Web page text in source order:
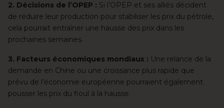
2. Décisions de l’OPEP : Si l’OPEP et ses alliés décident
de réduire leur production pour stabiliser les prix du pétrole,
cela pourrait entraîner une hausse des prix dans les
prochaines semaines.
3. Facteurs économiques mondiaux : Une relance de la
demande en Chine ou une croissance plus rapide que
prévu de l’économie européenne pourraient également
pousser les prix du fioul à la hausse.